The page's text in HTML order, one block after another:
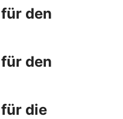
den
den
die